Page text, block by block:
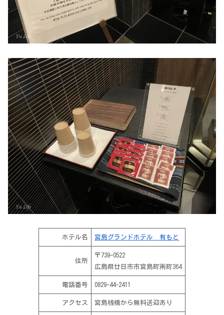
ホテル名 宮島グランドホテル 有もと
住所
〒739-0522
広島県廿日市市宮島町南町364
電話番号 0829-44-2411
アクセス 宮島桟橋から無料送迎あり